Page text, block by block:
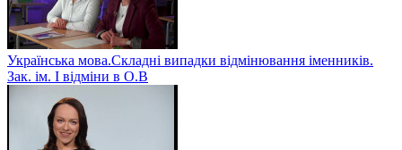
Українська мова.Складні випадки відмінювання іменників.
Зак. ім. І відміни в О.В